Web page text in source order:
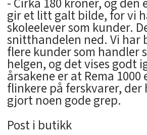
gir et litt galt bilde, for vi
skoleelever som kunder.
snitthandelen ned. Vi har
flere kunder som handler
helgen, og det vises godt
årsakene er at Rema
flinkere på ferskvarer, der
gjort noen gode grep.
Post i butikk